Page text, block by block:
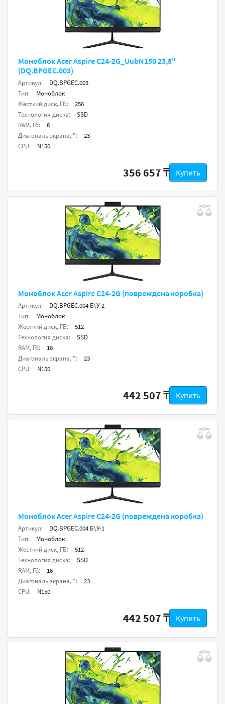
Моноблок Acer Aspire C24-2G_UubN150 23,8"
(DQ.BPGEC.003)
Артикул:
DQ.BPGEC.003
Тип:
Моноблок
Жесткий диск, ГБ:
256
Технология диска:
SSD
RAM, Гб:
8
Диагональ экрана, ":
23
CPU:
N150
356 657 ₸ Купить
Моноблок Acer Aspire C24-2G (повреждена коробка)
Артикул:
DQ.BPGEC.004 Б\У-2
Тип:
Моноблок
Жесткий диск, ГБ:
512
Технология диска:
SSD
RAM, Гб:
16
Диагональ экрана, ":
23
CPU:
N150
442 507 ₸ Купить
Моноблок Acer Aspire C24-2G (повреждена коробка)
Артикул:
DQ.BPGEC.004 Б\У-1
Тип:
Моноблок
Жесткий диск, ГБ:
512
Технология диска:
SSD
RAM, Гб:
16
Диагональ экрана, ":
23
CPU:
N150
442 507 ₸ Купить